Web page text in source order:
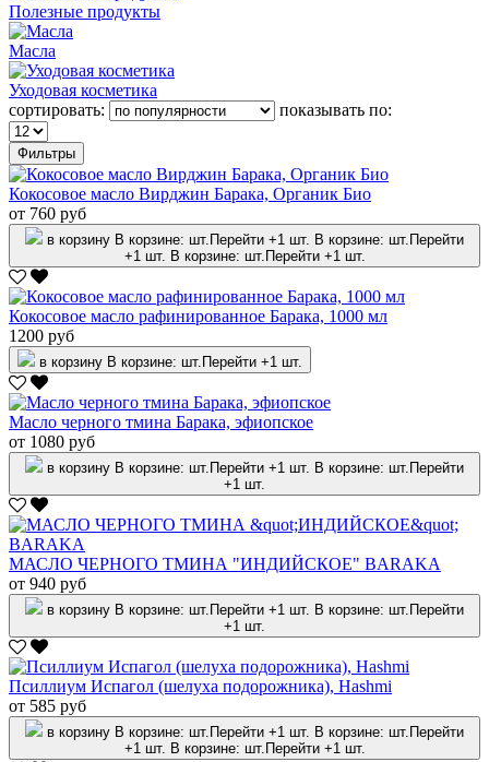
Полезные продукты
Масла
Уходовая косметика
сортировать:
показывать по:
Фильтры
Кокосовое масло Вирджин Барака, Органик Био
от 760 руб
в корзину В корзине: шт. Перейти +1 шт. В корзине: шт. Перейти
+1 шт. В корзине: шт. Перейти +1 шт.
Кокосовое масло рафинированное Барака, 1000 мл
1200 руб
в корзину В корзине: шт. Перейти +1 шт.
Масло черного тмина Барака, эфиопское
от 1080 руб
в корзину В корзине: шт. Перейти +1 шт. В корзине: шт. Перейти
+1 шт.
МАСЛО ЧЕРНОГО ТМИНА "ИНДИЙСКОЕ" BARAKA
от 940 руб
в корзину В корзине: шт. Перейти +1 шт. В корзине: шт. Перейти
+1 шт.
Псиллиум Испагол (шелуха подорожника), Hashmi
от 585 руб
в корзину В корзине: шт. Перейти +1 шт. В корзине: шт. Перейти
+1 шт. В корзине: шт. Перейти +1 шт.